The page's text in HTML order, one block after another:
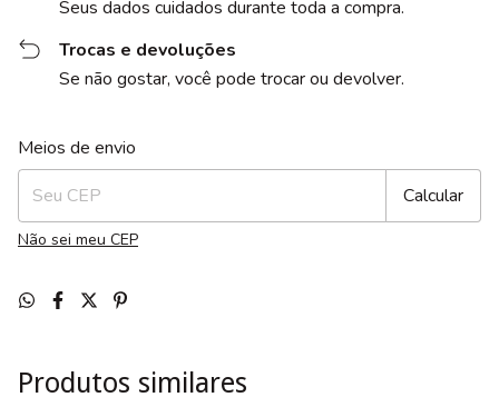
Seus dados cuidados durante toda a compra.
Trocas e devoluções
Se não gostar, você pode trocar ou devolver.
Entregas para o CEP:
Meios de envio
Calcular
Não sei meu CEP
Produtos similares